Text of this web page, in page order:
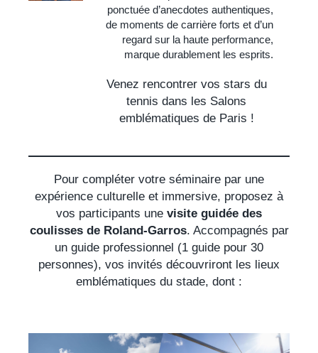
ponctuée d’anecdotes authentiques,
de moments de carrière forts et d’un
regard sur la haute performance,
marque durablement les esprits.
Venez rencontrer vos stars du
tennis dans les Salons
emblématiques de Paris !
Pour compléter votre séminaire par une
expérience culturelle et immersive, proposez à
vos participants une visite guidée des
coulisses de Roland-Garros. Accompagnés par
un guide professionnel (1 guide pour 30
personnes), vos invités découvriront les lieux
emblématiques du stade, dont :